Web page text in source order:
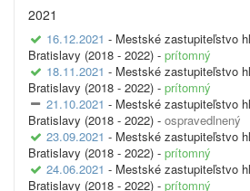
2021
16.12.2021 - Mestské zastupiteľstvo
Bratislavy (2018 - 2022) - prítomný
18.11.2021 - Mestské zastupiteľstvo
Bratislavy (2018 - 2022) - prítomný
21.10.2021 - Mestské zastupiteľstvo
Bratislavy (2018 - 2022) - ospravedlnený
23.09.2021 - Mestské zastupiteľstvo
Bratislavy (2018 - 2022) - prítomný
24.06.2021 - Mestské zastupiteľstvo
Bratislavy (2018 - 2022) - prítomný